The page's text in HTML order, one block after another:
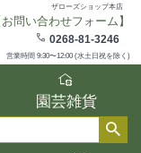
ザローズショップ本店
お問い合わせフォーム】
0268-81-3246
営業時間 9:30〜12:00 (水土日祝を除く)
園芸雑貨
り込み検索が可能
する品種のみ検索